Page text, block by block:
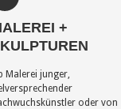
+
Malerei junger,
oder von